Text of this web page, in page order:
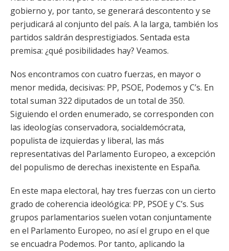
gobierno y, por tanto, se generará descontento y se
perjudicará al conjunto del país. A la larga, también los
partidos saldrán desprestigiados. Sentada esta
premisa: ¿qué posibilidades hay? Veamos.
Nos encontramos con cuatro fuerzas, en mayor o
menor medida, decisivas: PP, PSOE, Podemos y C’s. En
total suman 322 diputados de un total de 350.
Siguiendo el orden enumerado, se corresponden con
las ideologías conservadora, socialdemócrata,
populista de izquierdas y liberal, las más
representativas del Parlamento Europeo, a excepción
del populismo de derechas inexistente en España.
En este mapa electoral, hay tres fuerzas con un cierto
grado de coherencia ideológica: PP, PSOE y C’s. Sus
grupos parlamentarios suelen votan conjuntamente
en el Parlamento Europeo, no así el grupo en el que
se encuadra Podemos. Por tanto, aplicando la